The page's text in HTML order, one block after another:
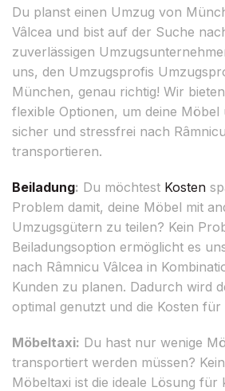
Du planst einen Umzug von
Vâlcea und bist auf der Suche
zuverlässigen
uns, den Umzugsprofis
München, genau richtig! Wir
flexible Optionen, um deine
sicher und stressfrei nach
transportieren.
Beiladung: Du möchtest Kosten
Problem damit, deine Möbel mit
Umzugsgütern zu teilen? Kein
Beiladungsoption ermöglicht es
nach Râmnicu Vâlcea in
Kunden zu planen. Dadurch wird
optimal genutzt und die Kosten für
Möbeltaxi: Du hast nur wenige
transportiert werden müssen?
Möbeltaxi ist die ideale Lösung für